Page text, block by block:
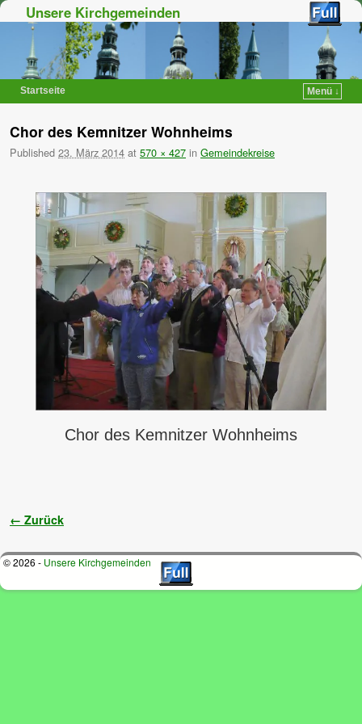
Unsere Kirchgemeinden
Startseite
Menü ↓
Chor des Kemnitzer Wohnheims
Published 23. März 2014 at 570 × 427 in Gemeindekreise
Chor des Kemnitzer Wohnheims
Bilder-Navigation
← Zurück
© 2026 - Unsere Kirchgemeinden